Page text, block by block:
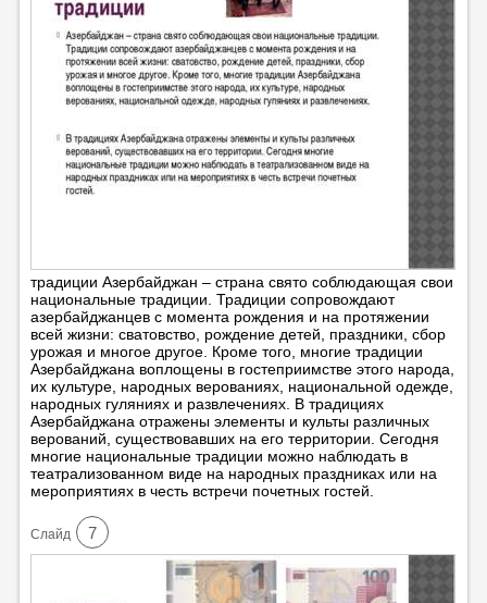
традиции Азербайджан – страна свято соблюдающая свои
национальные традиции. Традиции сопровождают
азербайджанцев с момента рождения и на протяжении
всей жизни: сватовство, рождение детей, праздники, сбор
урожая и многое другое. Кроме того, многие традиции
Азербайджана воплощены в гостеприимстве этого народа,
их культуре, народных верованиях, национальной одежде,
народных гуляниях и развлечениях. В традициях
Азербайджана отражены элементы и культы различных
верований, существовавших на его территории. Сегодня
многие национальные традиции можно наблюдать в
театрализованном виде на народных праздниках или на
мероприятиях в честь встречи почетных гостей.
Cлайд 7